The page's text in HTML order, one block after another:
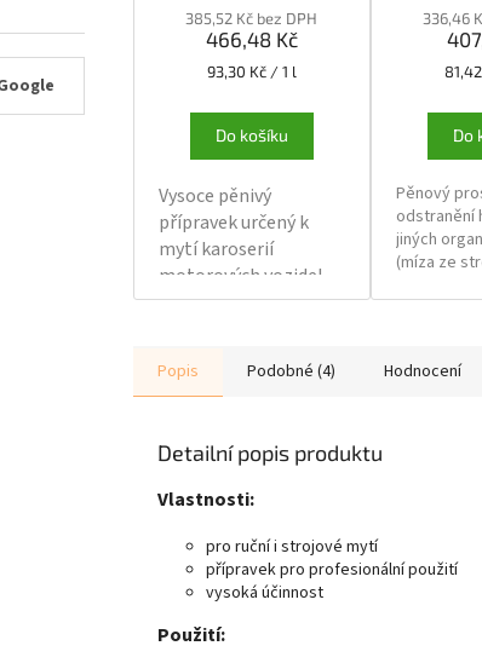
385,52 Kč bez DPH
466,48 Kč
Měrná
93,30 Kč / 1 l
Do košíku
Vysoce pěnivý
přípravek určený k
mytí karoserií
motorových vozidel.
Díky
Snadno odstraňuje
nečistoty.
336,46
Do
Pěnový
odstranění
jiných
(míza ze
stopy.
Popis Podobné (4) Hodnocení
Detailní popis produktu
Vlastnosti:
pro ruční i strojové mytí
přípravek pro profesionální použití
vysoká účinnost
Použití: